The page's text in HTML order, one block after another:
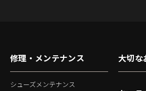
修理・メンテナンス
シューズメンテナンス
大切な